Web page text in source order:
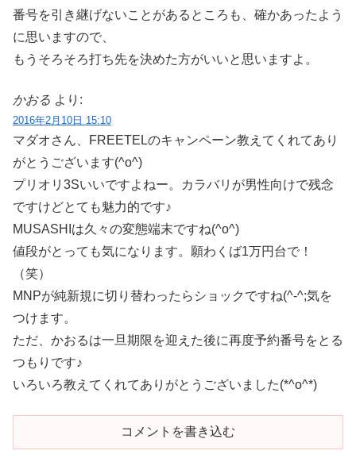
番号を引き継げないことがあるところも、確かあったよう
に思いますので、
もうそろそろ打ち先を決めた方がいいと思いますよ。
かおる より:
2016年2月10日 15:10
マダオさん、FREETELのキャンペーン教えてくれてあり
がとうございます(^o^)
プリオリ3Sいいですよねー。カラバリが男性向けで残念
ですけどとても魅力的です♪
MUSASHIは久々の変態端末ですね(^o^)
値段がとっても気になります。願わくば1万円台で！
（笑）
MNPが純新規に切り替わったらショックですね(^-^;気を
つけます。
ただ、かおるは一旦期限を迎えた後に再度予約番号をとる
つもりです♪
いろいろ教えてくれてありがとうございました(*^o^*)
コメントを書き込む